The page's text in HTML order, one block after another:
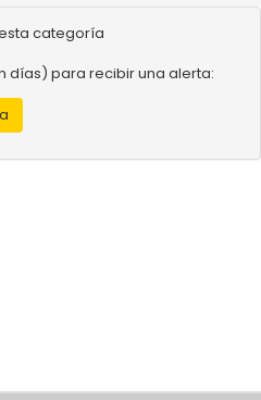
categoría
días) para recibir una alerta: